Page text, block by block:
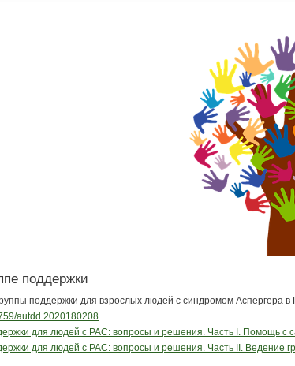
поддержки
поддержки для взрослых людей с синдромом Аспергера в
autdd.2020180208
для людей с РАС: вопросы и решения. Часть I. Помощь с
для людей с РАС: вопросы и решения. Часть II. Ведение